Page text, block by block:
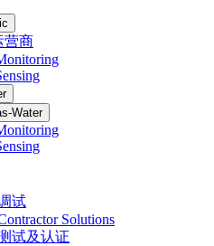
营商
Water
试
Solutions
试及认证